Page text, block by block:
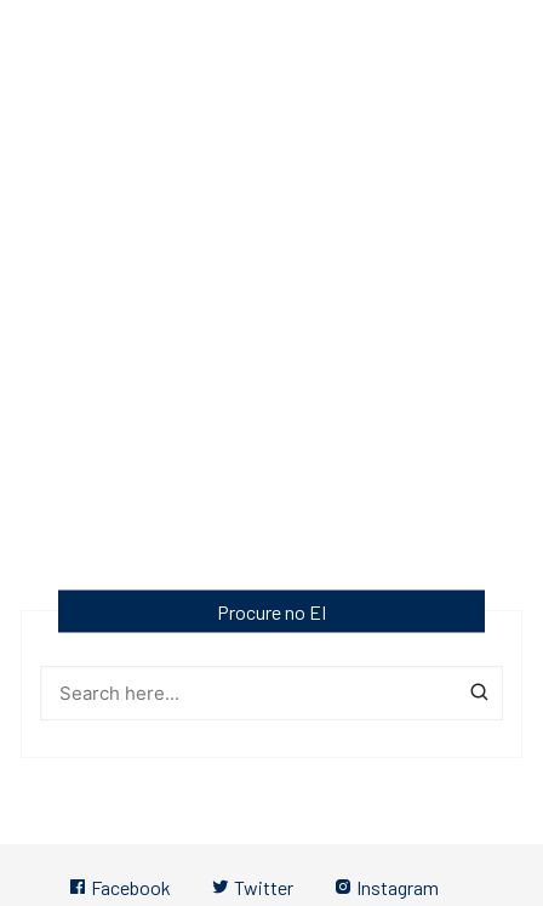
Procure no EI
Facebook Twitter
Instagram